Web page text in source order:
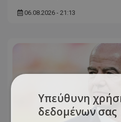
06.08.2026 - 21:13
Υπεύθυνη
δεδομένων σας